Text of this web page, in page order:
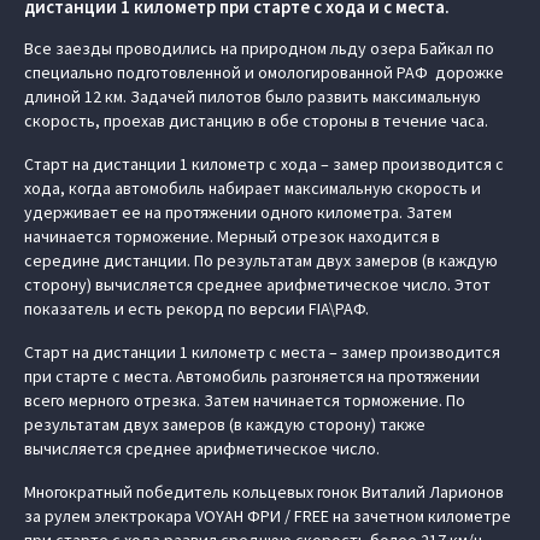
дистанции 1 километр при старте с хода и с места.
Все заезды проводились на природном льду озера Байкал по
специально подготовленной и омологированной РАФ дорожке
длиной 12 км. Задачей пилотов было развить максимальную
скорость, проехав дистанцию в обе стороны в течение часа.
Старт на дистанции 1 километр с хода – замер производится с
хода, когда автомобиль набирает максимальную скорость и
удерживает ее на протяжении одного километра. Затем
начинается торможение. Мерный отрезок находится в
середине дистанции. По результатам двух замеров (в каждую
сторону) вычисляется среднее арифметическое число. Этот
показатель и есть рекорд по версии FIA\РАФ.
Старт на дистанции 1 километр с места – замер производится
при старте с места. Автомобиль разгоняется на протяжении
всего мерного отрезка. Затем начинается торможение. По
результатам двух замеров (в каждую сторону) также
вычисляется среднее арифметическое число.
Многократный победитель кольцевых гонок Виталий Ларионов
за рулем электрокара VOYAH ФРИ / FREE на зачетном километре